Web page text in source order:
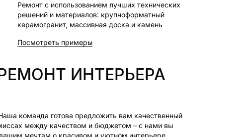
Ремонт с использованием лучших технических
решений и материалов: крупноформатный
керамогранит, массивная доска и камень
Посмотреть примеры
ИНТЕРЬЕРА
команда готова предложить вам качественный
между качеством и бюджетом – с нами вы
вашим мечтам о красивом и уютном интерьере